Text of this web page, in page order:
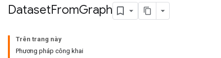
DatasetFromGraph
Trên trang này
Phương pháp công khai